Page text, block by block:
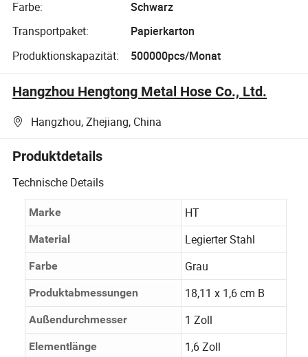
Farbe:
Schwarz
Transportpaket:
Papierkarton
Produktionskapazität:
500000pcs/Monat
Hangzhou Hengtong Metal Hose Co., Ltd.
Hangzhou, Zhejiang, China
Produktdetails
Technische Details
Marke HT
Material Legierter Stahl
Farbe Grau
Produktabmessungen 18,11 x 1,6 cm B
Außendurchmesser 1 Zoll
Elementlänge 1,6 Zoll